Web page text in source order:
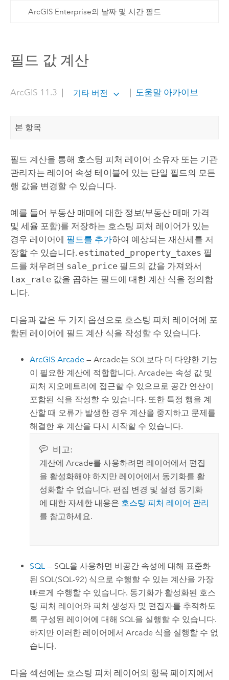
ArcGIS Enterprise의 날짜 및 시간 필드
필드 값 계산
ArcGIS 11.3 기타 버전 도움말 아카이브
본 항목
필드 계산을 통해 호스팅 피처 레이어 소유자 또는 기관
관리자는 레이어 속성 테이블에 있는 단일 필드의 모든
행 값을 변경할 수 있습니다.
예를 들어 부동산 매매에 대한 정보(부동산 매매 가격
및 세율 포함)를 저장하는 호스팅 피처 레이어가 있는
경우 레이어에 필드를 추가하여 예상되는 재산세를 저
장할 수 있습니다. estimated_property_taxes 필
드를 채우려면 sale_price필드의 값을 가져와서
tax_rate값을 곱하는 필드에 대한 계산 식을 정의합
니다.
다음과 같은 두 가지 옵션으로 호스팅 피처 레이어에 포
함된 레이어에 필드 계산 식을 작성할 수 있습니다.
ArcGIS Arcade —Arcade는 SQL보다 더 다양한 기능
이 필요한 계산에 적합합니다.Arcade는 속성 값 및
피처 지오메트리에 접근할 수 있으므로 공간 연산이
포함된 식을 작성할 수 있습니다. 또한 특정 행을 계
산할 때 오류가 발생한 경우 계산을 중지하고 문제를
해결한 후 계산을 다시 시작할 수 있습니다.
비고:
계산에 Arcade를 사용하려면 레이어에서 편집
을 활성화해야 하지만 레이어에서 동기화를 활
성화할 수 없습니다. 편집 변경 및 설정 동기화
에 대한 자세한 내용은 호스팅 피처 레이어 관리
를 참고하세요.
SQL — SQL을 사용하면 비공간 속성에 대해 표준화
된 SQL(SQL-92) 식으로 수행할 수 있는 계산을 가장
빠르게 수행할 수 있습니다. 동기화가 활성화된 호스
팅 피처 레이어와 피처 생성자 및 편집자를 추적하도
록 구성된 레이어에 대해 SQL을 실행할 수 있습니다.
하지만 이러한 레이어에서Arcade 식을 실행할 수 없
습니다.
다음 섹션에는 호스팅 피처 레이어의 항목 페이지에서